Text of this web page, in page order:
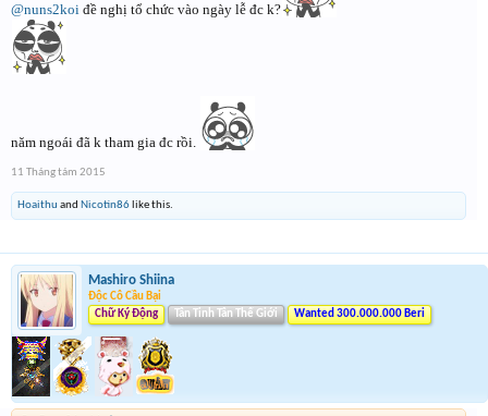
@nuns2koi đề nghị tổ chức vào ngày lễ đc k?
năm ngoái đã k tham gia đc rồi.
11 Tháng tám 2015
Hoaithu and Nicotin86like this.
Mashiro Shiina
Độc Cô Cầu Bại
Chữ Ký Động
Tân Tinh Tân Thế Giới Wanted 300.000.000 Beri